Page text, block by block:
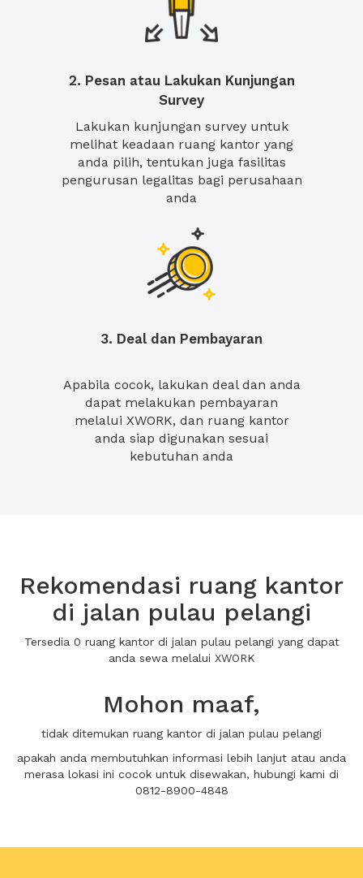
2. Pesan atau Lakukan Kunjungan
Survey
Lakukan kunjungan survey untuk
melihat keadaan ruang kantor yang
anda pilih, tentukan juga fasilitas
pengurusan legalitas bagi perusahaan
anda
3. Deal dan Pembayaran
Apabila cocok, lakukan deal dan anda
dapat melakukan pembayaran
melalui XWORK, dan ruang kantor
anda siap digunakan sesuai
kebutuhan anda
Rekomendasi ruang kantor
di jalan pulau pelangi
Tersedia 0 ruang kantor di jalan pulau pelangi yang dapat
anda sewa melalui XWORK
Mohon maaf,
tidak ditemukan ruang kantor di jalan pulau pelangi
apakah anda membutuhkan informasi lebih lanjut atau anda
merasa lokasi ini cocok untuk disewakan, hubungi kami di
0812-8900-4848